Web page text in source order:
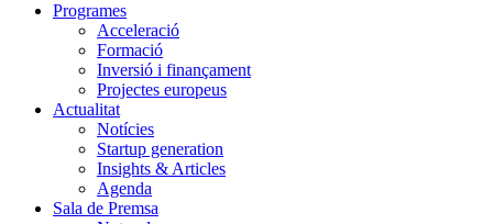
Programes
Acceleració
Formació
Inversió i finançament
Projectes europeus
Actualitat
Notícies
Startup generation
Insights & Articles
Agenda
Sala de Premsa